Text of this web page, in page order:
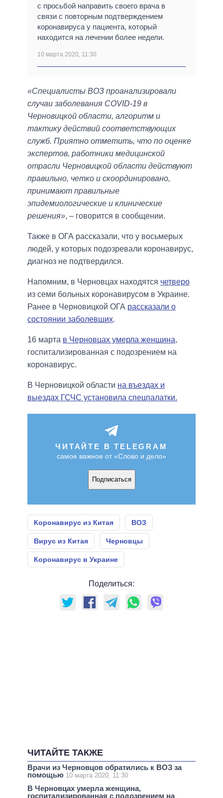
с просьбой направить своего врача в
связи с повторным подтверждением
коронавируса у пациента, который
находится на лечении более недели.
10 марта 2020, 11:30
«Специалисты ВОЗ проанализировали
случаи заболевания COVID-19 в
Черновицкой области, алгоритм и
тактику действий соответствующих
служб. Приятно отметить, что по оценке
экспертов, работники медицинской
отрасли Черновицкой области действуют
правильно, четко и скоординировано,
принимают правильные
эпидемиологические и клинические
решения», – говорится в сообщении.
Также в ОГА рассказали, что у восьмерых
людей, у которых подозревали коронавирус,
диагноз не подтвердился.
Напомним, в Черновцах находятся четверо
из семи больных коронавирусом в Украине.
Ранее в Черновицкой ОГА рассказали о
состоянии заболевших.
16 марта в Черновцах умерла женщина,
госпитализированная с подозрением на
коронавирус.
В Черновицкой области на въездах и
выездах ГСЧС установила спецпалатки.
ЧИТАЙТЕ В TELEGRAM
самое важное от «Слово и дело»
Подписаться
Коронавирус из Китая ВОЗ
Вирус из Китая Черновцы
Коронавирус в Украине
Поделиться:
ЧИТАЙТЕ ТАКЖЕ
Врачи из Черновцов обратились к ВОЗ за
помощью 10 марта 2020, 11:30
В Черновцах умерла женщина,
госпитализированная с подозрением на